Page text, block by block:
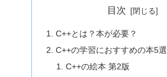
目次
C++とは？本が必要？
C++の学習におすすめの本5選
C++の絵本 第2版